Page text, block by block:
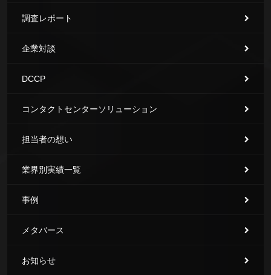
調査レポート
企業対談
DCCP
コンタクトセンターソリューション
担当者の想い
業界別実績一覧
事例
メタバース
お知らせ